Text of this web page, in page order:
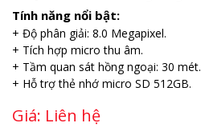
Tính năng nổi bật:
+ Độ phân giải: 8.0 Megapixel.
+ Tích hợp micro thu âm.
+ Tầm quan sát hồng ngoại: 30 mét.
+ Hỗ trợ thẻ nhớ micro SD 512GB.
Giá: Liên hệ